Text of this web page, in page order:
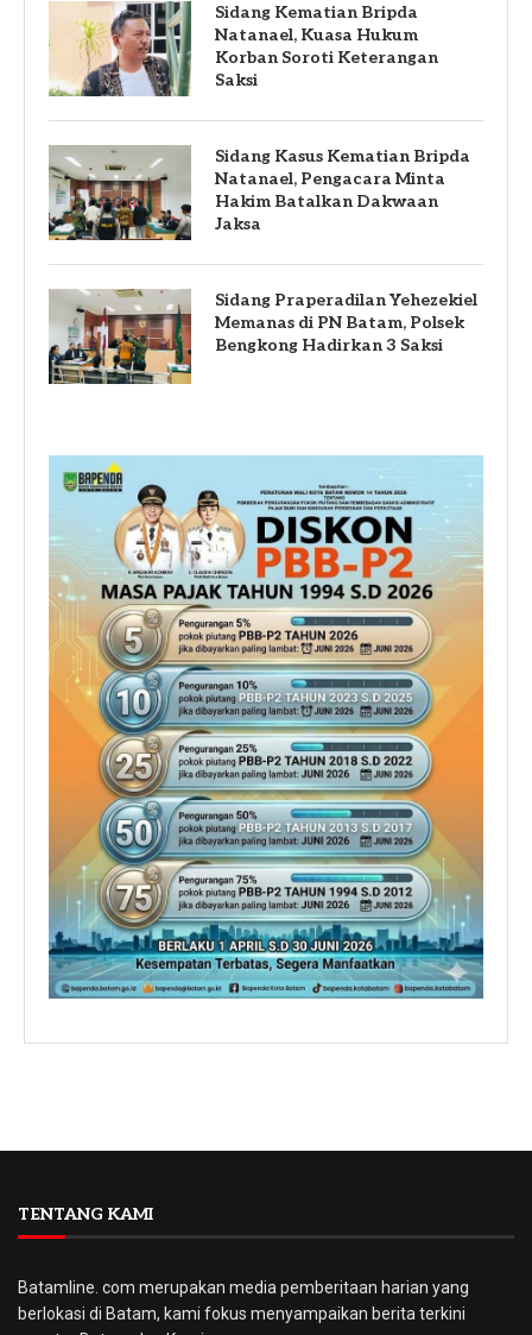
Sidang Kematian Bripda
Natanael, Kuasa Hukum
Korban Soroti Keterangan
Saksi
Sidang Kasus Kematian Bripda
Natanael, Pengacara Minta
Hakim Batalkan Dakwaan
Jaksa
Sidang Praperadilan Yehezekiel
Memanas di PN Batam, Polsek
Bengkong Hadirkan 3 Saksi
TENTANG KAMI
Batamline. com merupakan media pemberitaan harian yang
berlokasi di Batam, kami fokus menyampaikan berita terkini